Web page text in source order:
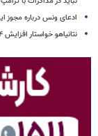
ادعای ونس درباره مجوز
نتانیاهو خواستار افزایش ۱۴ میلیارد دلاری بودجه نظامی اسرائیل شد